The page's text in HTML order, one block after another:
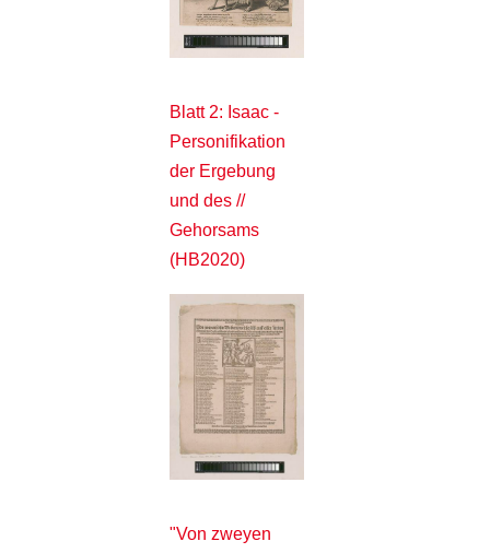
Blatt 2: Isaac -
Personifikation
der Ergebung
und des //
Gehorsams
(HB2020)
"Von zweyen